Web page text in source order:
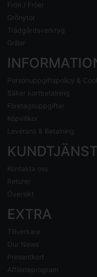
Frön / Fröer
Grönytor
Trädgårdsverktyg
Grillar
Personuppgiftspolicy &
Säker kortbetalning
Företagsuppgifter
Köpvillkor
Leverans & Betalning
KUNDTJÄNST
Kontakta oss
Returer
Översikt
EXTRA
Tillverkare
Our News
Presentkort
Affiliateprogram